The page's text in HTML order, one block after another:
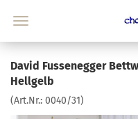
David Fussenegger
Hellgelb
(Art.Nr.: 0040/31)